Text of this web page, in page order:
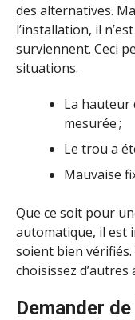
des alternatives.
l’installation, il
surviennent. Ceci
situations.
La hauteur
mesurée ;
Le trou a
Mauvaise
Que ce soit pour
automatique, il est
soient bien
choisissez
Demander